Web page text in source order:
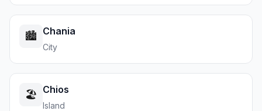
🏙️ Chania
City
🏖️ Chios
Island